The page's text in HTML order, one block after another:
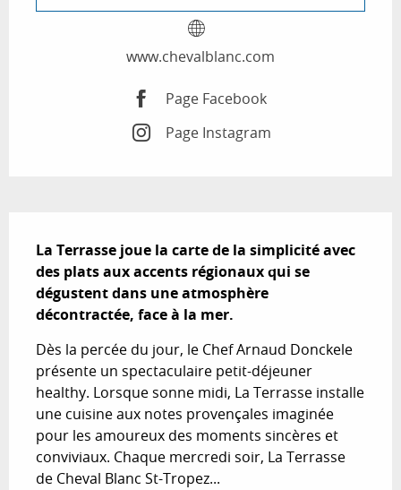
www.chevalblanc.com
Page Facebook
Page Instagram
La Terrasse joue la carte de la simplicité avec
des plats aux accents régionaux qui se
dégustent dans une atmosphère
décontractée, face à la mer.
Dès la percée du jour, le Chef Arnaud Donckele
présente un spectaculaire petit-déjeuner
healthy. Lorsque sonne midi, La Terrasse installe
une cuisine aux notes provençales imaginée
pour les amoureux des moments sincères et
conviviaux. Chaque mercredi soir, La Terrasse
de Cheval Blanc St-Tropez...